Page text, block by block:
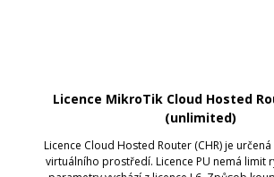
Licence MikroTik Cloud Hosted
(unlimited)
Licence Cloud Hosted Router (CHR) je
virtuálního prostředí. Licence PU nemá limit